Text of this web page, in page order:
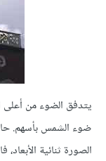
يتدفق الضوء من أعلى
ضوء الشمس بأسهم.
الصورة ثنائية